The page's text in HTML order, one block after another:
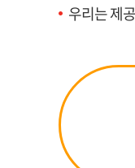
우리는 제